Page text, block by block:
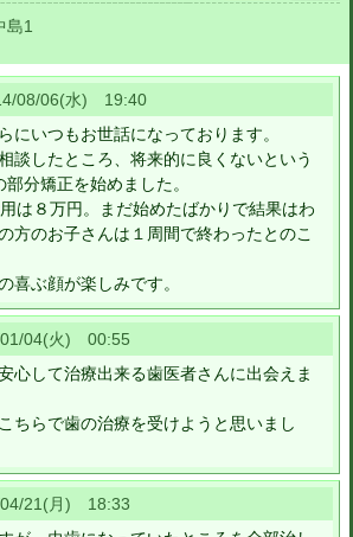
島1
08/06(水) 19:40
にいつもお世話になっております。
談したところ、将来的に良くないという
分矯正を始めました。
は８万円。まだ始めたばかりで結果はわ
方のお子さんは１周間で終わったとのこ
喜ぶ顔が楽しみです。
04(火) 00:55
心して治療出来る歯医者さんに出会えま
ちらで歯の治療を受けようと思いまし
21(月) 18:33